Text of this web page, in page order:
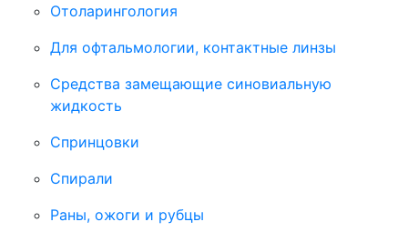
Отоларингология
Для офтальмологии, контактные линзы
Средства замещающие синовиальную
жидкость
Спринцовки
Спирали
Раны, ожоги и рубцы